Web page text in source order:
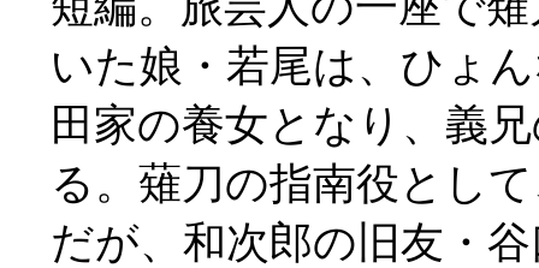
いた娘・若尾は、ひょ
田家の養女となり、義
る。薙刀の指南役とし
だが、和次郎の旧友・